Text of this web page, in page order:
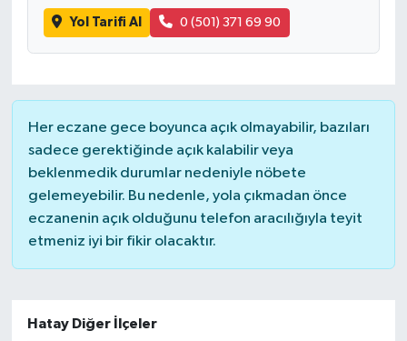
Yol Tarifi Al 0 (501) 371 69 90
Her eczane gece boyunca açık olmayabilir, bazıları
sadece gerektiğinde açık kalabilir veya
beklenmedik durumlar nedeniyle nöbete
gelemeyebilir. Bu nedenle, yola çıkmadan önce
eczanenin açık olduğunu telefon aracılığıyla teyit
etmeniz iyi bir fikir olacaktır.
Hatay Diğer İlçeler